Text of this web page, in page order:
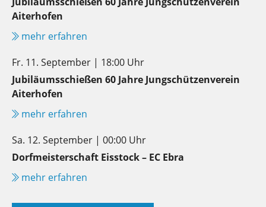
Aiterhofen
mehr erfahren
Fr. 11. September | 18:00 Uhr
Jubiläumsschießen 60 Jahre Jungschützenverein
Aiterhofen
mehr erfahren
Sa. 12. September | 00:00 Uhr
Dorfmeisterschaft Eisstock – EC Ebra
mehr erfahren